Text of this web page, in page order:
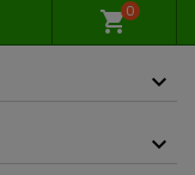
shopping_cart0